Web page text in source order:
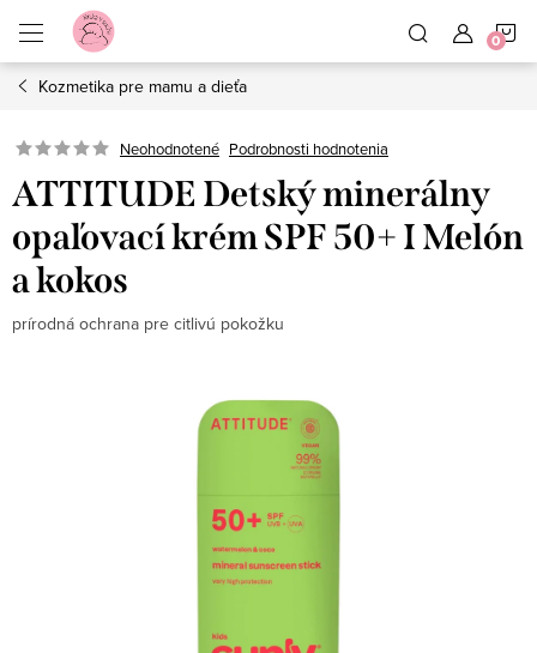
obsah
Kozmetika pre mamu a dieťa
Neohodnotené Podrobnosti hodnotenia
ATTITUDE Detský minerálny
opaľovací krém SPF 50+ I Melón
a kokos
prírodná ochrana pre citlivú pokožku